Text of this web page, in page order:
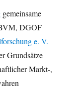
gemeinsame
DGOF
e. V.
Grundsätze
Markt-,